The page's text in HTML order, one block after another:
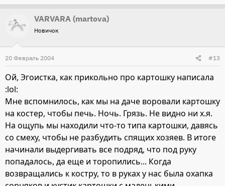
VARVARA (martova)
Новичок
20 Февраль 2004 #13
Ой, Эгоистка, как прикольно про картошку написала
:lol:
Мне вспомнилось, как мы на даче воровали картошку
на костер, чтобы печь. Ночь. Грязь. Не видно ни х.я.
На ощупь мы находили что-то типа картошки, давясь
со смеху, чтобы не разбудить спящих хозяев. В итоге
начинали выдергивать все подряд, что под руку
попадалось, да еще и торопились... Когда
возвращались к костру, то в руках у нас была охапка